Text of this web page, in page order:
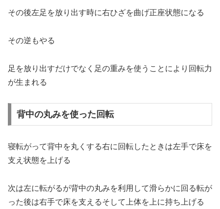
その後左足を放り出す時に右ひざを曲げ正座状態になる
その逆もやる
足を放り出すだけでなく足の重みを使うことにより回転力
が生まれる
背中の丸みを使った回転
寝転がって背中を丸くする右に回転したときは左手で床を
支え状態を上げる
次は左に転がるが背中の丸みを利用して滑らかに回る転が
った後は右手で床を支えるそして上体を上に持ち上げる